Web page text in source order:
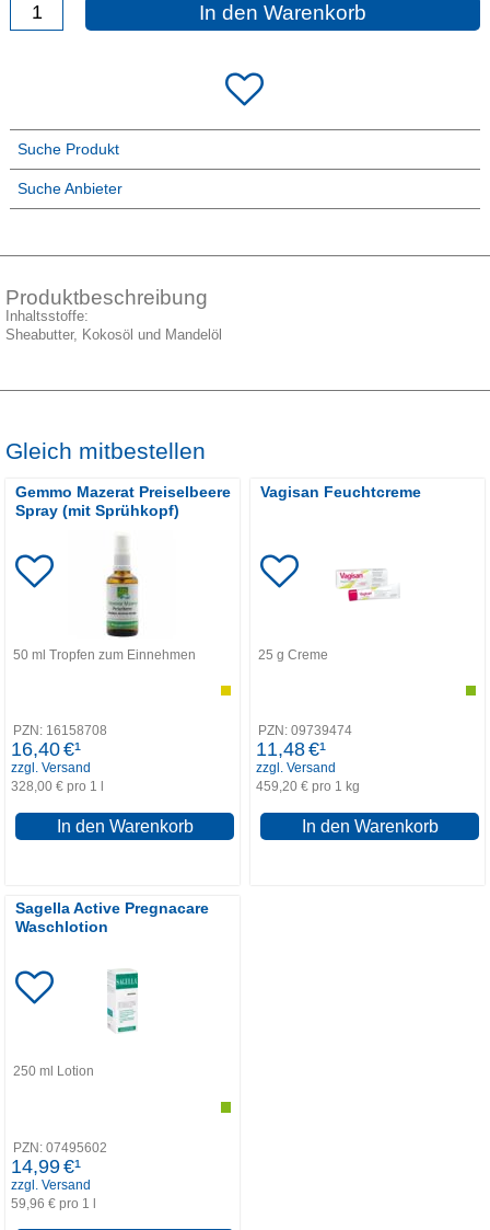
In den Warenkorb
Suche Produkt
Suche Anbieter
Produktbeschreibung
Inhaltsstoffe:
Sheabutter, Kokosöl und Mandelöl
Gleich mitbestellen
Gemmo Mazerat Preiselbeere
Spray (mit Sprühkopf)
50 ml Tropfen zum Einnehmen
PZN: 16158708
16,40€¹
zzgl. Versand
328,00 € pro 1 l
In den Warenkorb
Vagisan Feuchtcreme
25 g Creme
PZN: 09739474
11,48€¹
zzgl. Versand
459,20 € pro 1 kg
In den Warenkorb
Sagella Active Pregnacare
Waschlotion
250 ml Lotion
PZN: 07495602
14,99€¹
zzgl. Versand
59,96 € pro 1 l